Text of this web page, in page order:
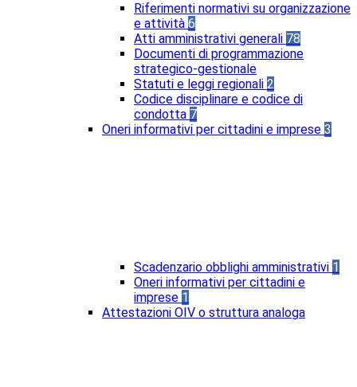
Riferimenti normativi su organizzazione
e attività 6
Atti amministrativi generali 78
Documenti di programmazione
strategico-gestionale
Statuti e leggi regionali 2
Codice disciplinare e codice di
condotta 7
Oneri informativi per cittadini e imprese 3
Scadenzario obblighi amministrativi 1
Oneri informativi per cittadini e
imprese 1
Attestazioni OIV o struttura analoga